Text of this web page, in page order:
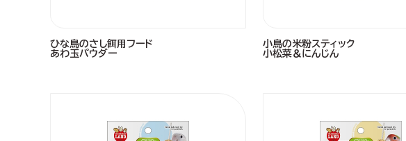
ひな鳥のさし餌用フード
あわ玉パウダー
小鳥の米粉スティック
小松菜＆にんじん